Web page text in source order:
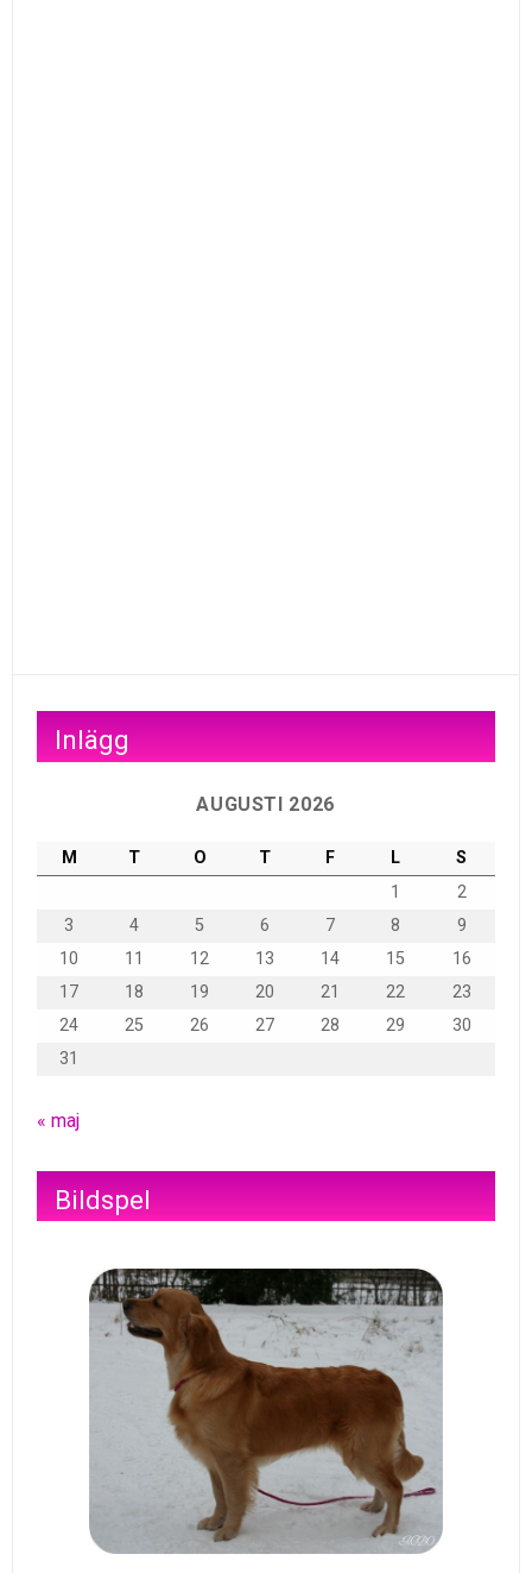
Inlägg
AUGUSTI 2026
M T O T F L
S
1
2
3
4 5 6 7 8
9
10
11 12 13 14 15
16
17
18 19 20 21 22
23
24
25 26 27 28 29
30
31
« maj
Bildspel